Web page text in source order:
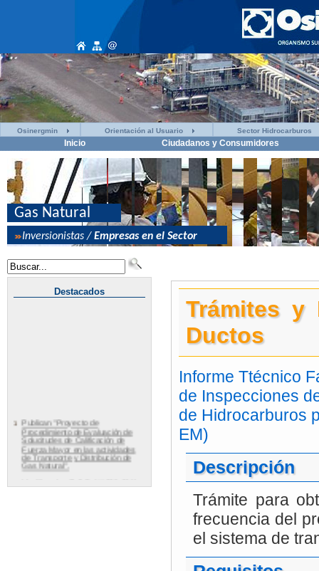
Osinergmin Orientación al Usuario Sector Hidrocarburos
Inicio Ciudadanos y Consumidores